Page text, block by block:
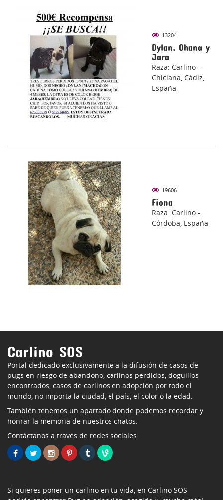
13204
Dylan, Ohana y
Jara
Raza: Carlino -
Chiclana, Cádiz,
España
19606
Fiona
Raza: Carlino -
Córdoba, España
Carlino SOS
Portal dedicado exclusivamente a la difusión de casos de
pugs en riesgo de abandono, carlinos perdidos, doguillos
encontrados, casos de carlinos en adopción por todo el
mundo, no importa la ciudad, el país, el color o la edad.
También tenemos un apartado donde podemos recordar y
honrar la memoria de nuestros chatos.
Contáctanos a través de redes sociales
Si quieres poner un carlino en tu vida, en Carlino SOS